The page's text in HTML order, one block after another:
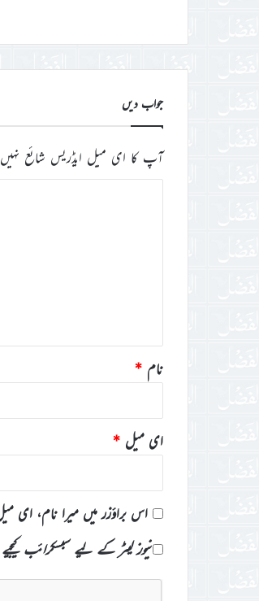
جواب دیں
آپ کا ای میل ایڈریس شائع نہیں
نام *
ای میل *
اس براؤزر میں میرا نام، ای
نیوز لیٹر کے لیے سبسکرائب کیجیے